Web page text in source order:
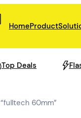
HomeProduct
Top Deals
60mm”